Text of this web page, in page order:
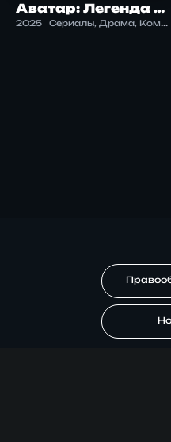
Аватар: Легенда об Аанге 2
2025 Сериалы, Драма, Комедия, Научная фантастика, Приключения, Экшен